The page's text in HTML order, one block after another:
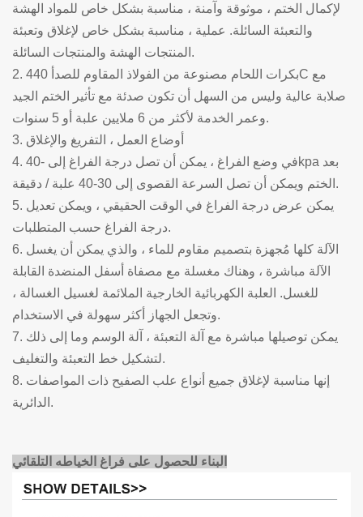
لإكمال الختم ، موثوقة وآمنة ، مناسبة بشكل خاص للمواد الهشة
والتعبئة السائلة. عملية ، مناسبة بشكل خاص لإغلاق وتعبئة
المنتجات الهشة والمنتجات السائلة.
2. بكرات اللحام مصنوعة من الفولاذ المقاوم للصدأ 440C مع
صلابة عالية وليس من السهل أن تكون صدئة مع تأثير الختم الجيد
وعمر الخدمة لأكثر من 6 ملايين علبة أو 5 سنوات.
3. أوضاع العمل ، التفريغ والإغلاق
4. في وضع الفراغ ، يمكن أن تصل درجة الفراغ إلى -40kpa بعد
الختم ويمكن أن تصل السرعة القصوى إلى 30-40 علبة / دقيقة.
5. يمكن عرض درجة الفراغ في الوقت الحقيقي ، ويمكن تعديل
درجة الفراغ حسب المتطلبات.
6. الآلة كلها مُجهزة بتصميم مقاوم للماء ، والذي يمكن أن يغسل
الآلة مباشرة ، وهناك مغسلة مع مصفاة أسفل المنضدة القابلة
للغسل. العلبة الكهربائية الخارجية الملائمة لغسيل الغسالة ،
وتجعل الجهاز أكثر سهولة في الاستخدام.
7. يمكن توصيلها مباشرة مع آلة التعبئة ، آلة الوسم وما إلى ذلك
لتشكيل خط التعبئة والتغليف.
8. إنها مناسبة لإغلاق جميع أنواع علب الصفيح ذات المواصفات
الدائرية.
البناء للحصول على فراغ الخياطه التلقائي